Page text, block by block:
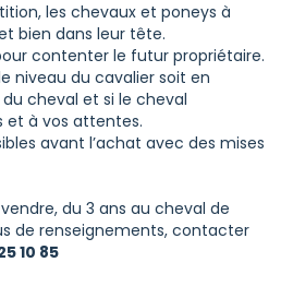
les chevaux et poneys à
bien dans leur tête.
contenter le futur propriétaire.
niveau du cavalier soit en
cheval et si le cheval
et à vos attentes.
avant l’achat avec des mises
du 3 ans au cheval de
de renseignements, contacter
10 85